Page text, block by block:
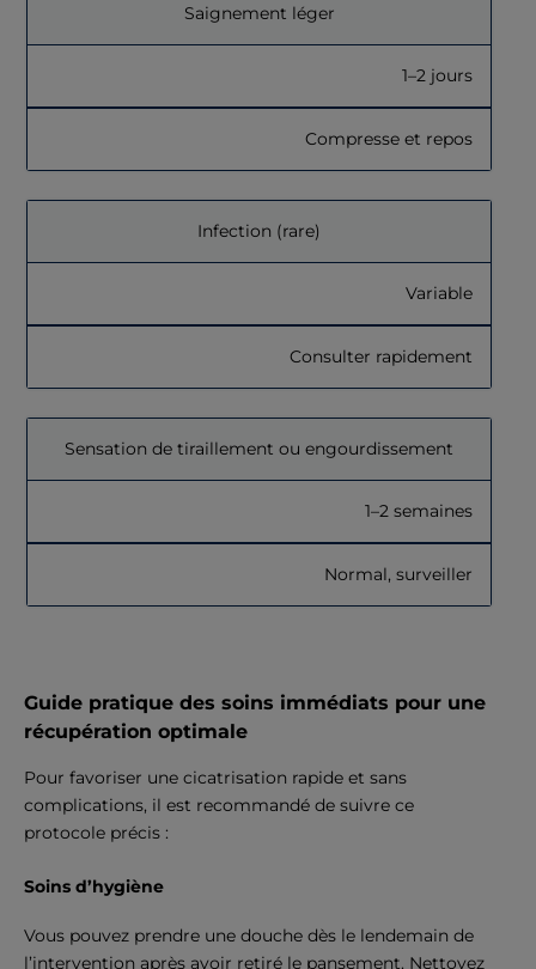
Saignement léger
1–2 jours
Compresse et repos
Infection (rare)
Variable
Consulter rapidement
Sensation de tiraillement ou engourdissement
1–2 semaines
Normal, surveiller
Guide pratique des soins immédiats pour une
récupération optimale
Pour favoriser une cicatrisation rapide et sans
complications, il est recommandé de suivre ce
protocole précis :
Soins d’hygiène
Vous pouvez prendre une douche dès le lendemain de
l’intervention après avoir retiré le pansement. Nettoyez